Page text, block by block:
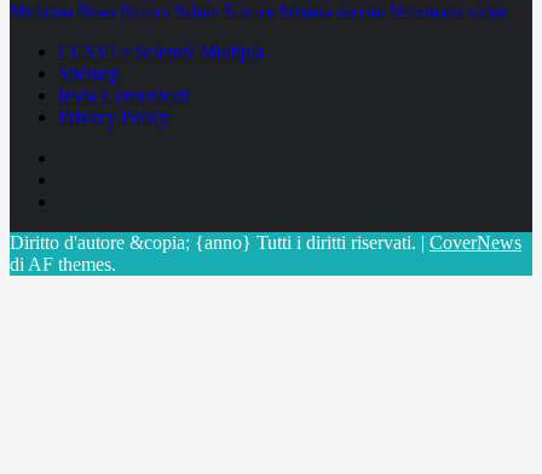
Medicina News Ricerca Salute Science Scienza vaccini Veterinaria video
CCSVI e Sclerosi Multipla
Sitemap
Invia Comunicati
Privacy Policy
Diritto d'autore &copia; {anno} Tutti i diritti riservati. | CoverNews
di AF themes.